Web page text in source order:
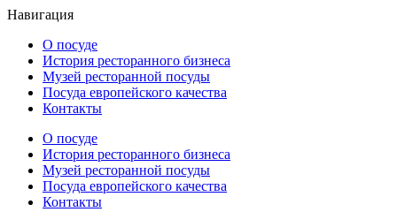
Навигация
О посуде
История ресторанного бизнеса
Музей ресторанной посуды
Посуда европейского качества
Контакты
О посуде
История ресторанного бизнеса
Музей ресторанной посуды
Посуда европейского качества
Контакты